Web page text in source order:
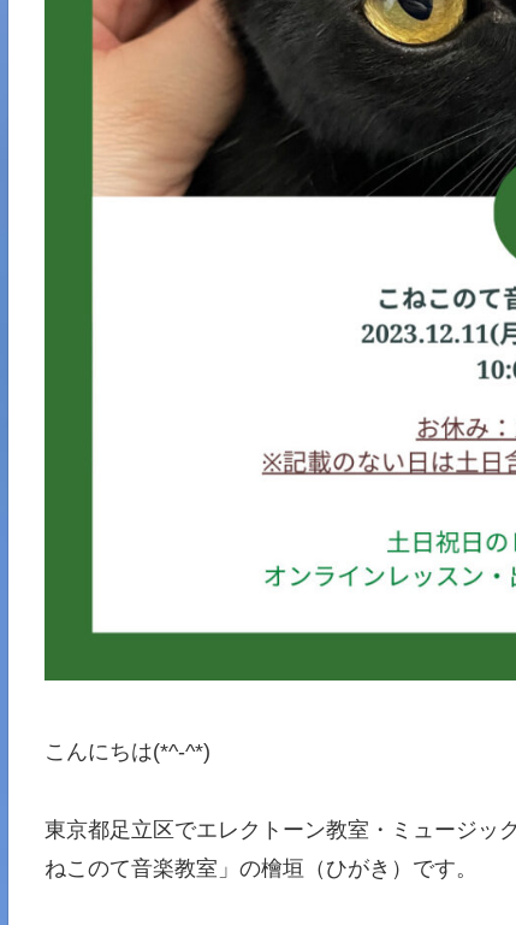
こんにちは(*^-^*)
東京都足立区でエレクトーン教室・ミュージッ
ねこのて音楽教室」の檜垣（ひがき）です。